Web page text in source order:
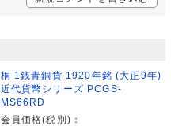
桐 1銭青銅貨 1920年銘 (大正9年)
近代貨幣シリーズ PCGS-
MS66RD
会員価格(税別)：